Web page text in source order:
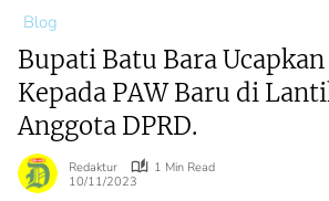
Blog
Bupati Batu Bara
Kepada PAW Baru di
Anggota DPRD.
Redaktur
1 Min Read
10/11/2023